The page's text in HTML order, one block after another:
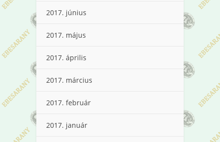
2017. június
2017. május
2017. április
2017. március
2017. február
2017. január